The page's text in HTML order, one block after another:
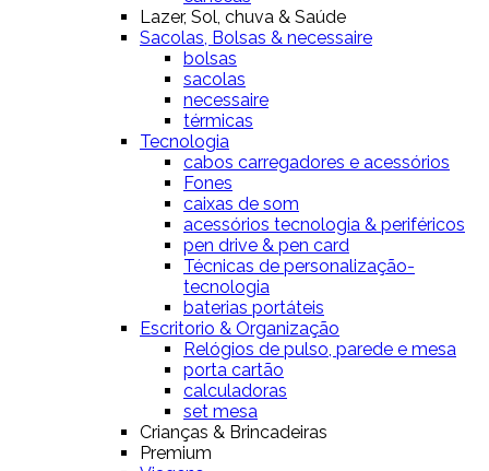
Lazer, Sol, chuva & Saúde
Sacolas, Bolsas & necessaire
bolsas
sacolas
necessaire
térmicas
Tecnologia
cabos carregadores e acessórios
Fones
caixas de som
acessórios tecnologia & periféricos
pen drive & pen card
Técnicas de personalização-
tecnologia
baterias portáteis
Escritorio & Organização
Relógios de pulso, parede e mesa
porta cartão
calculadoras
set mesa
Crianças & Brincadeiras
Premium